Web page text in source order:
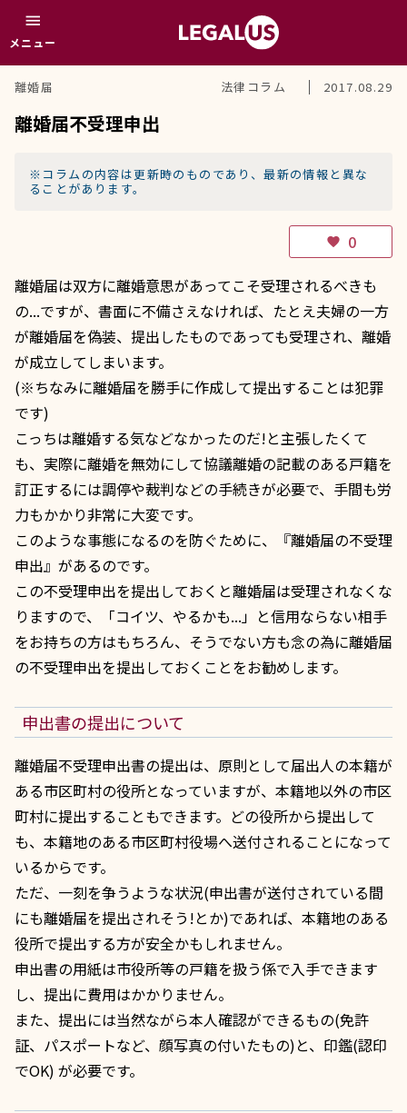
menu
メニュー
離婚届 法律コラム 2017.08.29
離婚届不受理申出
※コラムの内容は更新時のものであり、最新の情報と異な
ることがあります。
favorite
0
離婚届は双方に離婚意思があってこそ受理されるべきも
の...ですが、書面に不備さえなければ、たとえ夫婦の一方
が離婚届を偽装、提出したものであっても受理され、離婚
が成立してしまいます。
(※ちなみに離婚届を勝手に作成して提出することは犯罪
です)
こっちは離婚する気などなかったのだ!と主張したくて
も、実際に離婚を無効にして協議離婚の記載のある戸籍を
訂正するには調停や裁判などの手続きが必要で、手間も労
力もかかり非常に大変です。
このような事態になるのを防ぐために、『離婚届の不受理
申出』があるのです。
この不受理申出を提出しておくと離婚届は受理されなくな
りますので、「コイツ、やるかも...」と信用ならない相手
をお持ちの方はもちろん、そうでない方も念の為に離婚届
の不受理申出を提出しておくことをお勧めします。
申出書の提出について
離婚届不受理申出書の提出は、原則として届出人の本籍が
ある市区町村の役所となっていますが、本籍地以外の市区
町村に提出することもできます。どの役所から提出して
も、本籍地のある市区町村役場へ送付されることになって
いるからです。
ただ、一刻を争うような状況(申出書が送付されている間
にも離婚届を提出されそう!とか)であれば、本籍地のある
役所で提出する方が安全かもしれません。
申出書の用紙は市役所等の戸籍を扱う係で入手できます
し、提出に費用はかかりません。
また、提出には当然ながら本人確認ができるもの(免許
証、パスポートなど、顔写真の付いたもの)と、印鑑(認印
でOK) が必要です。